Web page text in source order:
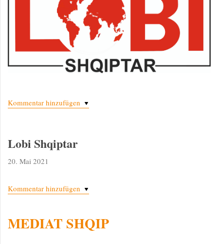
Kommentar hinzufügen
Lobi Shqiptar
20. Mai 2021
Kommentar hinzufügen
MEDIAT SHQIP